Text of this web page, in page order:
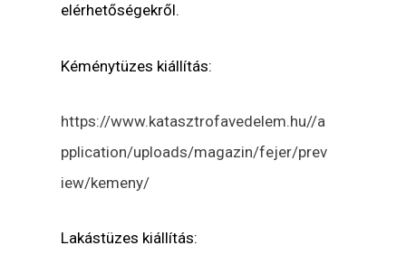
elérhetőségekről.
Kéménytüzes kiállítás:
https://www.katasztrofavedelem.hu//a
pplication/uploads/magazin/fejer/prev
iew/kemeny/
Lakástüzes kiállítás: